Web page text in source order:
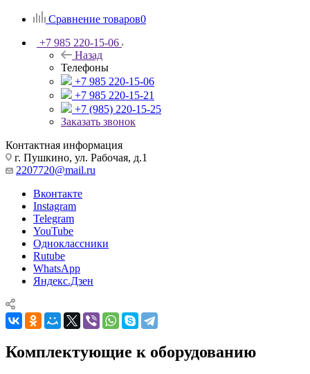
Сравнение товаров0
+7 985 220-15-06
Назад
Телефоны
+7 985 220-15-06
+7 985 220-15-21
+7 (985) 220-15-25
Заказать звонок
Контактная информация
г. Пушкино, ул. Рабочая, д.1
2207720@mail.ru
Вконтакте
Instagram
Telegram
YouTube
Одноклассники
Rutube
WhatsApp
Яндекс.Дзен
Комплектующие к оборудованию